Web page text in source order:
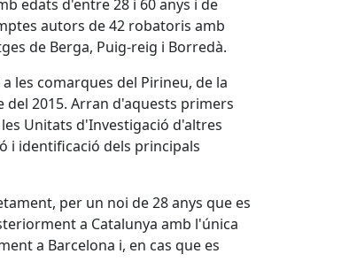
edats d'entre 28 i 60 anys i de
autors de 42 robatoris amb
de Berga, Puig-reig i Borredà.
les comarques del Pirineu, de la
del 2015. Arran d'aquests primers
Unitats d'Investigació d'altres
i identificació dels principals
per un noi de 28 anys que es
a Catalunya amb l'única
a Barcelona i, en cas que es